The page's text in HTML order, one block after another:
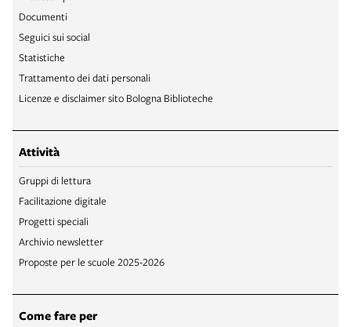
Documenti
Seguici sui social
Statistiche
Trattamento dei dati personali
Licenze e disclaimer sito Bologna Biblioteche
Attività
Gruppi di lettura
Facilitazione digitale
Progetti speciali
Archivio newsletter
Proposte per le scuole 2025-2026
Come fare per